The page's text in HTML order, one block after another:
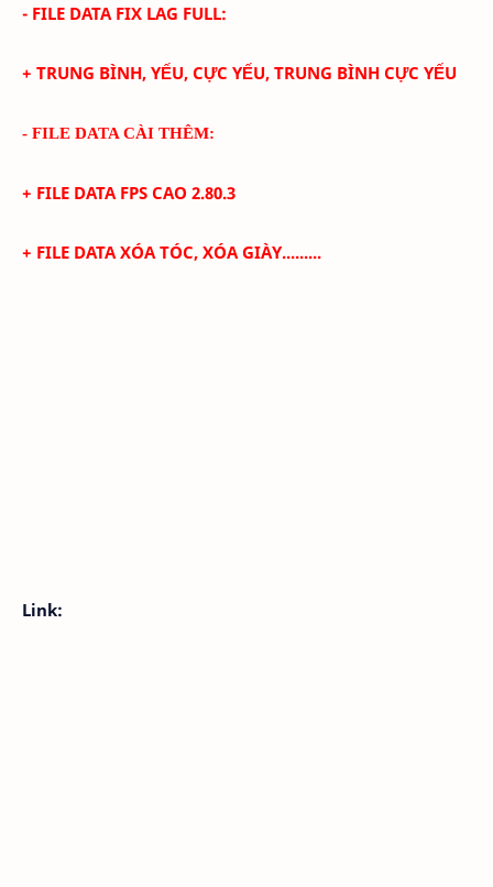
- FILE DATA FIX LAG FULL:
+ TRUNG BÌNH, YẾU, CỰC YẾU, TRUNG BÌNH CỰC YẾU
- FILE DATA CÀI THÊM:
+ FILE DATA FPS CAO 2.80.3
+ FILE DATA XÓA TÓC, XÓA GIÀY.........
Link: